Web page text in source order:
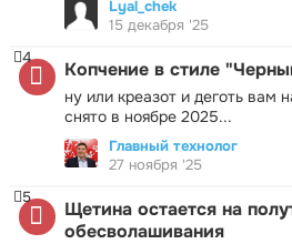
Lyal_chek
15 декабря '25
Копчение в стиле
ну или креазот и деготь
снято в ноябре 2025...
4
Главный технолог
27 ноября '25
Щетина остается на
обесволашивания
5